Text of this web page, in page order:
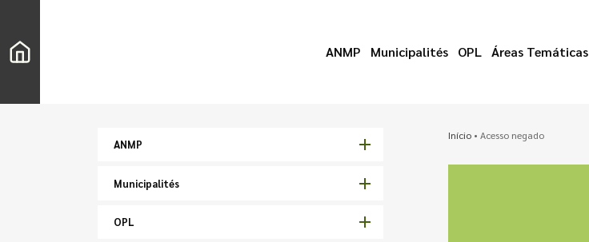
ANMP Municipalités OPL Áreas Temáticas
ANMP
Municipalités
OPL
Início• Acesso negado